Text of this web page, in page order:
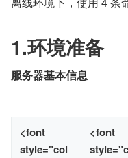
1.环境准备
服务器基本信息
<font
style="col
<font